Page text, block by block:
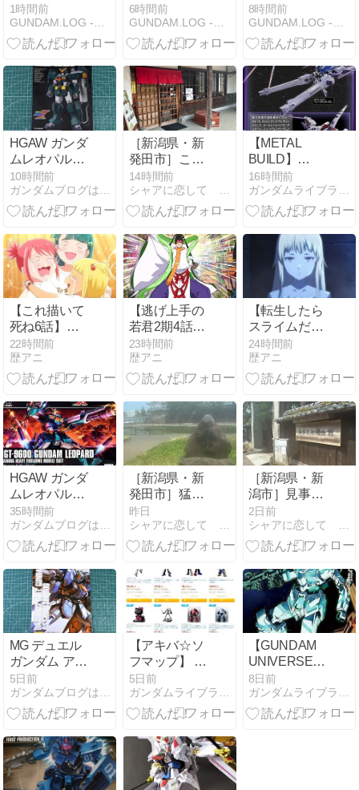
ツ」ってなん
だ？
1時間前
ト】自分から
手足を切り落
すなんて…
6時間前
人公って親父
が作ったロボ
に乗ることが
8時間前
HGAW ガンダ
ムレオパルド
のパッケー
ジ・ランナー
10時間前
［新潟県・新
発田市］ここ
でもあいつら
を！
14時間前
【METAL
BUILD】
METAL BUILD
ミーティア 3
次抽選販売
16時間前
【これ描いて
死ね6話】漫
画家と編集者
の10年間に反
響「創作のリ
る」
22時間前
歴アニ
【逃げ上手の
若君2期4話】
実写演出連発
に賛否「作画
は綺麗なの
23時間前
歴アニ
【転生したら
スライムだっ
た件4期17
話】ギィまで
登場して大混
で終わるのか
よ」「スーパ
ー悪魔大戦く
る？」と視聴
者騒然
24時間前
歴アニ
HGAW ガンダ
ムレオパルド
レビュー
35時間前
［新潟県・新
発田市］猛将
が持ち堪えた
城「新発田
城」
昨日
［新潟県・新
潟市］見事な
調和「北方文
化博物館」
2日前
MG デュエル
ガンダム アサ
ルトシュラウ
ドのパッケー
ジ・ランナー
5日前
【アキバ☆ソ
フマップ】 マ
クロス、コン
バトラーV、
ガンダム バン
ーズ商品の予
約販売 2026年
5日前
【GUNDAM
UNIVERSE】
機動戦士ガン
ダムUC MSN-
06S
8日前